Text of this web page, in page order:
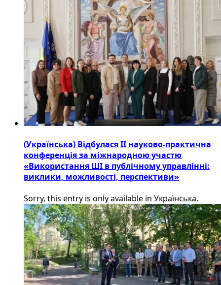
(Українська) Відбулася ІІ науково-практична
конференція за міжнародною участю
«Використання ШІ в публічному управлінні:
виклики, можливості, перспективи»
Sorry, this entry is only available in Українська.